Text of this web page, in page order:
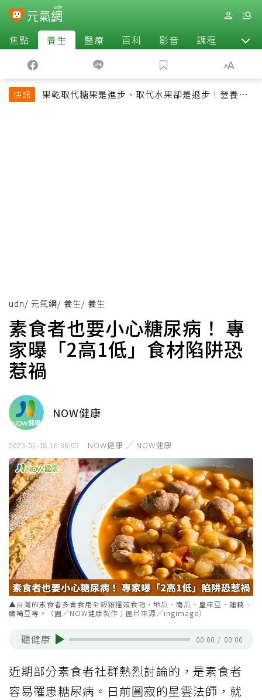
焦點 養生 醫療 百科 影音 課程 退休
快訊
果乾取代糖果是進步、取代水果卻是退步！營養師
udn/ 元氣網/ 養生/ 養生
素食者也要小心糖尿病！ 專
家曝「2高1低」食材陷阱恐
惹禍
NOW健康
2023-02-18 16:06:05 NOW健康 ／ NOW健康
▲台灣的素食者多會食用全榖雜糧類食物，地瓜、南瓜、皇帝豆、蓮藕、
鷹嘴豆等。（圖／NOW健康製作；圖片來源／ingimage）
聽健康 00:00 / 00:00
近期部分素食者社群熱烈討論的，是素食者
容易罹患糖尿病。日前圓寂的星雲法師，就